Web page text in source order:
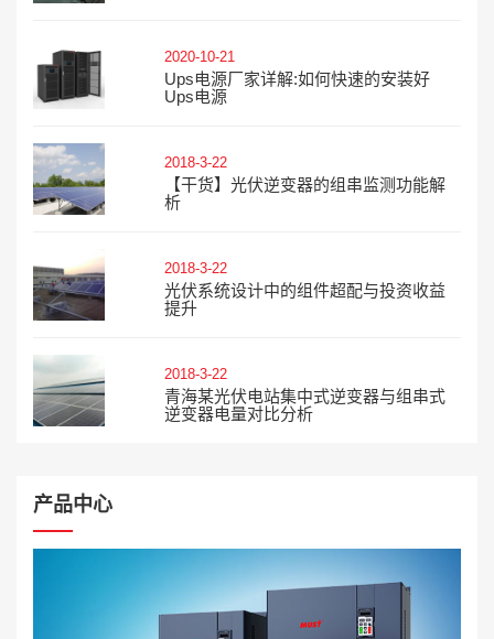
2020-10-21
Ups电源厂家详解:如何快速的安装好
Ups电源
2018-3-22
【干货】光伏逆变器的组串监测功能解
析
2018-3-22
光伏系统设计中的组件超配与投资收益
提升
2018-3-22
青海某光伏电站集中式逆变器与组串式
逆变器电量对比分析
产品中心